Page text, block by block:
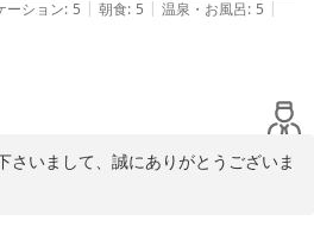
のを
ーション: 5 | 朝食: 5 | 温泉・お風呂: 5 |
さいまして、誠にありがとうございま
り重ねて御礼申し上げます。ご滞在